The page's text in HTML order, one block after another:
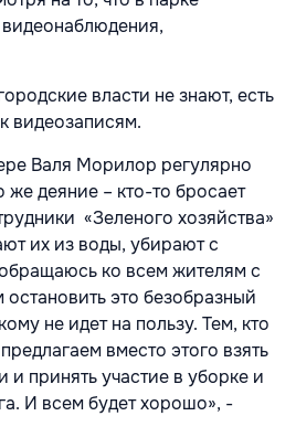
власти не знают, есть
видеозаписям.
Валя Морилор регулярно
же деяние – кто-то бросает
«Зеленого хозяйства»
их из воды, убирают с
ко всем жителям с
это безобразный
не идет на пользу. Тем, кто
вместо этого взять
и принять участие в уборке и
И всем будет хорошо», -